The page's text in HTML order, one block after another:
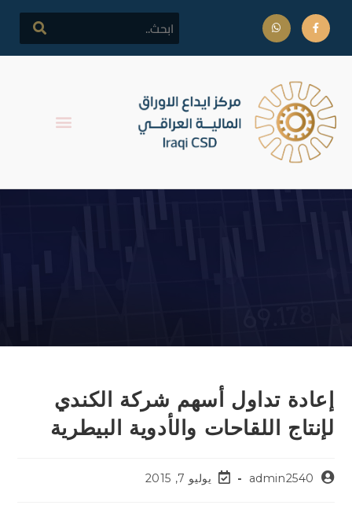
إعادة تداول أسهم شركة الكندي
لإنتاج اللقاحات والأدوية البيطرية
admin2540 يوليو 7, 2015